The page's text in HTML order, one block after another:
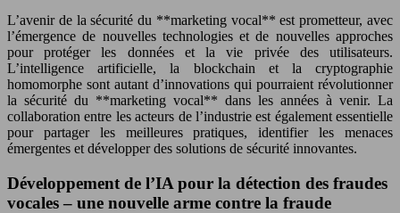
L’avenir de la sécurité du **marketing vocal** est prometteur, avec
l’émergence de nouvelles technologies et de nouvelles approches
pour protéger les données et la vie privée des utilisateurs.
L’intelligence artificielle, la blockchain et la cryptographie
homomorphe sont autant d’innovations qui pourraient révolutionner
la sécurité du **marketing vocal** dans les années à venir. La
collaboration entre les acteurs de l’industrie est également essentielle
pour partager les meilleures pratiques, identifier les menaces
émergentes et développer des solutions de sécurité innovantes.
Développement de l’IA pour la détection des fraudes
vocales – une nouvelle arme contre la fraude